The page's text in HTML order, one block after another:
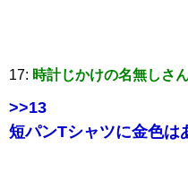
17: 時計じかけの名無しさ
>>13
短パンTシャツに金色は